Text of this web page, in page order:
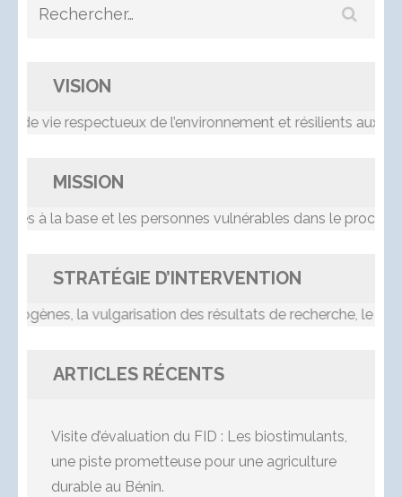
Rechercher :
VISION
de l’environnement et résilients aux
MISSION
et les personnes vulnérables dans le processus de
STRATÉGIE D’INTERVENTION
vulgarisation des résultats de recherche, le transfert
ARTICLES RÉCENTS
Visite d’évaluation du FID : Les biostimulants,
une piste prometteuse pour une agriculture
durable au Bénin.